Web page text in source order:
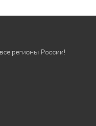
регионы России!